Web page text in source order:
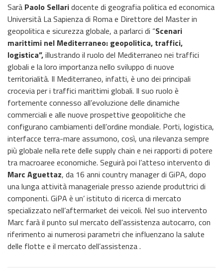
Sarà Paolo Sellaridocente di geografia politica ed economica
Università La Sapienza di Roma e Direttore del Master in
geopolitica e sicurezza globale, a parlarci di “Scenari
marittimi nel Mediterraneo: geopolitica, traffici,
logistica”,illustrando il ruolo del Mediterraneo nei traffici
globali e la loro importanza nello sviluppo di nuove
territorialità. Il Mediterraneo, infatti, è uno dei principali
crocevia per i traffici marittimi globali. Il suo ruolo è
fortemente connesso all’evoluzione delle dinamiche
commerciali e alle nuove prospettive geopolitiche che
configurano cambiamenti dell’ordine mondiale. Porti, logistica,
interfacce terra-mare assumono, così, una rilevanza sempre
più globale nella rete delle supply chain e nei rapporti di potere
tra macroaree economiche. Seguirà poi l’atteso intervento di
Marc Aguettaz, da 16 anni country manager di GiPA, dopo
una lunga attività manageriale presso aziende produttrici di
componenti. GiPA è un’ istituto di ricerca di mercato
specializzato nell’aftermarket dei veicoli. Nel suo intervento
Marc farà il punto sul mercato dell’assistenza autocarro, con
riferimento ai numerosi parametri che influenzano la salute
delle flotte e il mercato dell’assistenza .